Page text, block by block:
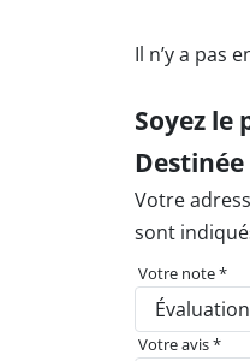
Il n’y a pas
Soyez le
Votre
sont
Votre note*
Votre avis*